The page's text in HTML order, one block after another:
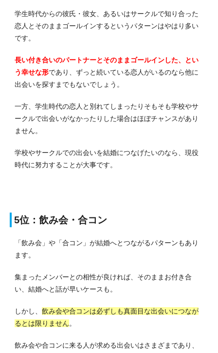
学生時代からの彼氏・彼女、あるいはサークルで知り合った
恋人とそのままゴールインするというパターンはやはり多い
です。
長い付き合いのパートナーとそのままゴールインした、とい
う幸せな形であり、ずっと続いている恋人がいるのなら他に
出会いを探すまでもないでしょう。
一方、学生時代の恋人と別れてしまったりそもそも学校やサ
ークルで出会いがなかったりした場合はほぼチャンスがあり
ません。
学校やサークルでの出会いを結婚につなげたいのなら、現役
時代に努力することが大事です。
5位：飲み会・合コン
「飲み会」や「合コン」が結婚へとつながるパターンもあり
ます。
集まったメンバーとの相性が良ければ、そのままお付き合
い、結婚へと話が早いケースも。
しかし、 飲み会や合コンは必ずしも真面目な出会いにつなが
るとは限りません。
飲み会や合コンに来る人が求める出会いはさまざまであり、